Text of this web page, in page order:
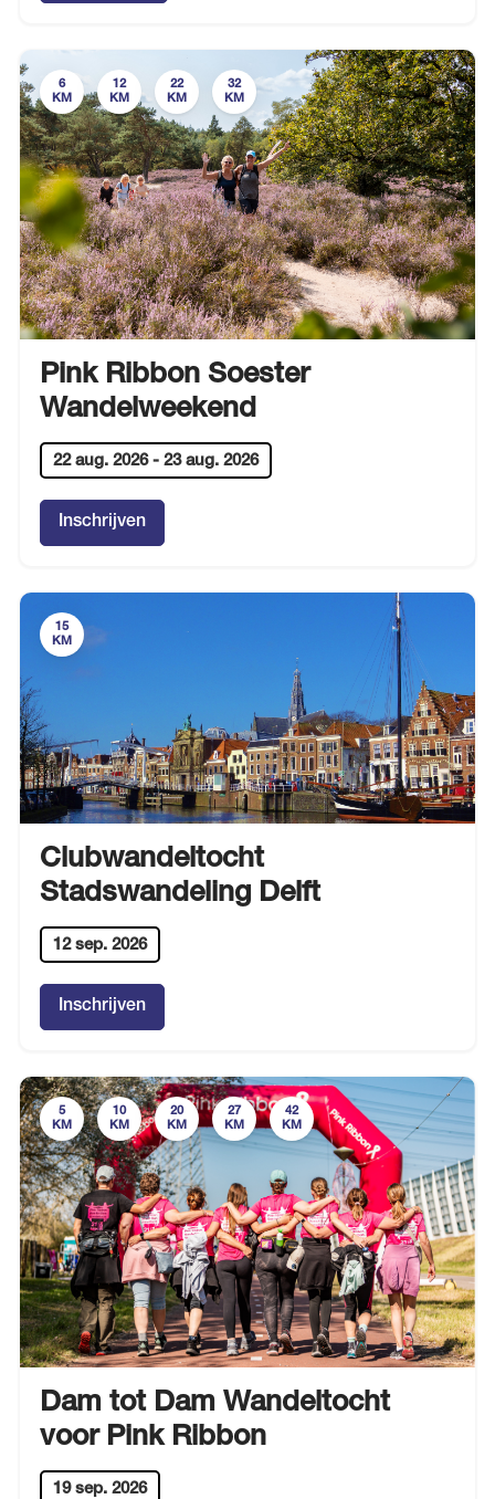
6
KM
12
KM
22
KM
32
KM
Pink Ribbon Soester
Wandelweekend
22 aug. 2026- 23 aug. 2026
Inschrijven
15
KM
Clubwandeltocht
Stadswandeling Delft
12 sep. 2026
Inschrijven
5
KM
10
KM
20
KM
27
KM
42
KM
Dam tot Dam Wandeltocht
voor Pink Ribbon
19 sep. 2026